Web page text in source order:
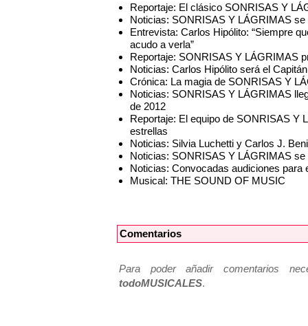
Reportaje: El clásico SONRISAS Y
Noticias: SONRISAS Y LÁGRIMAS
Entrevista: Carlos Hipólito: “Siempre
acudo a verla”
Reportaje: SONRISAS Y LÁGRIMAS
Noticias: Carlos Hipólito será el
Crónica: La magia de SONRISAS Y
Noticias: SONRISAS Y LÁGRIMAS
de 2012
Reportaje: El equipo de SONRISAS Y
estrellas
Noticias: Silvia Luchetti y Carlos J.
Noticias: SONRISAS Y LÁGRIMAS se
Noticias: Convocadas audiciones
Musical: THE SOUND OF MUSIC
Comentarios
Para poder añadir comentarios
todoMUSICALES.